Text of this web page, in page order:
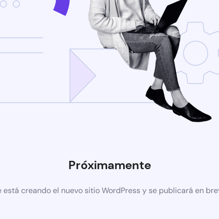
Próximamente
está creando el nuevo sitio WordPress y se publicará en